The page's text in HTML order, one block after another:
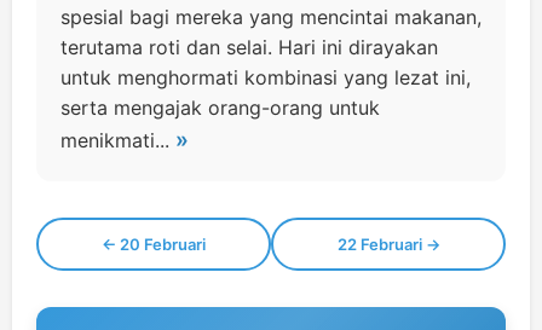
spesial bagi mereka yang mencintai makanan,
terutama roti dan selai. Hari ini dirayakan
untuk menghormati kombinasi yang lezat ini,
serta mengajak orang-orang untuk
menikmati... »
← 20 Februari 22 Februari →